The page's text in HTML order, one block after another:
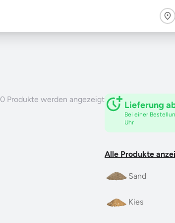
0 Produkte werden angezeigt
Lieferung
Bei einer
Uhr
Alle Produkte
Sand
Kies